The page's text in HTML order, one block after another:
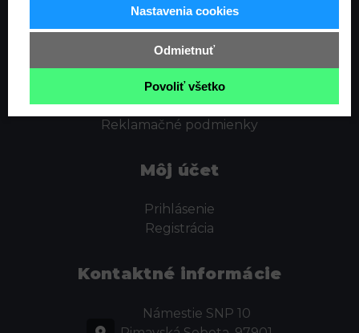
Ochrana osobných údajov
Odstúpenie od zmluvy
Cookies
Obchodné podmienky
Kontakt
Reklamačné podmienky
Môj účet
Prihlásenie
Registrácia
Kontaktné informácie
Námestie SNP 10
Nastavenia cookies
Odmietnuť
Povoliť všetko